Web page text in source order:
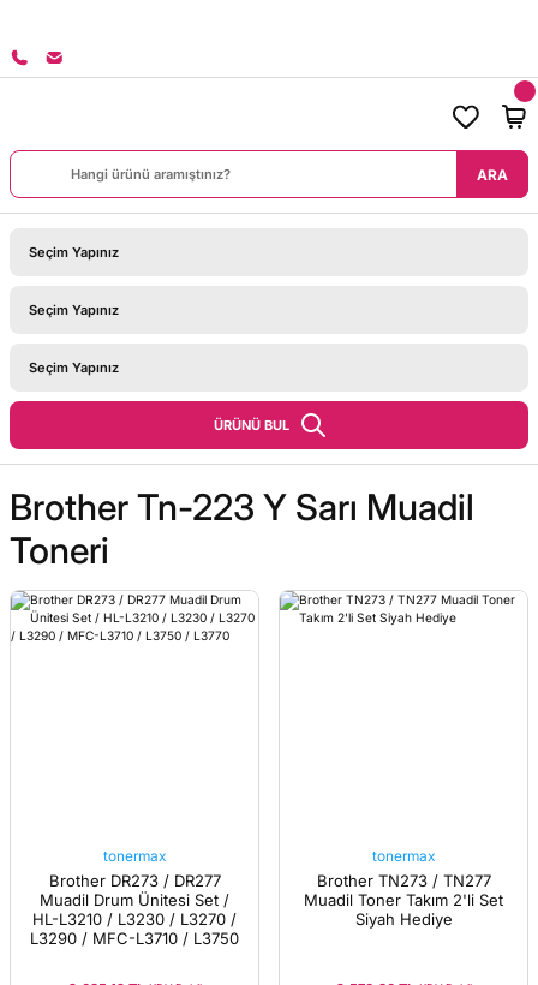
ARA
ÜRÜNÜ BUL
Brother Tn-223 Y Sarı Muadil
Toneri
tonermax
Brother DR273 / DR277
Muadil Drum Ünitesi Set /
HL-L3210 / L3230 / L3270 /
L3290 / MFC-L3710 / L3750
tonermax
Brother TN273 / TN277
Muadil Toner Takım 2'li Set
Siyah Hediye